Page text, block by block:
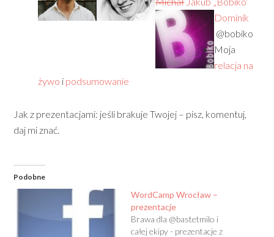
Dominik
@bobiko
Moja
relacja na
żywo i podsumowanie
Jak z prezentacjami: jeśli brakuje Twojej – pisz, komentuj,
daj mi znać.
Podobne
WordCamp Wrocław –
prezentacje
Brawa dla @bastetmilo i
całej ekipy - prezentacje z